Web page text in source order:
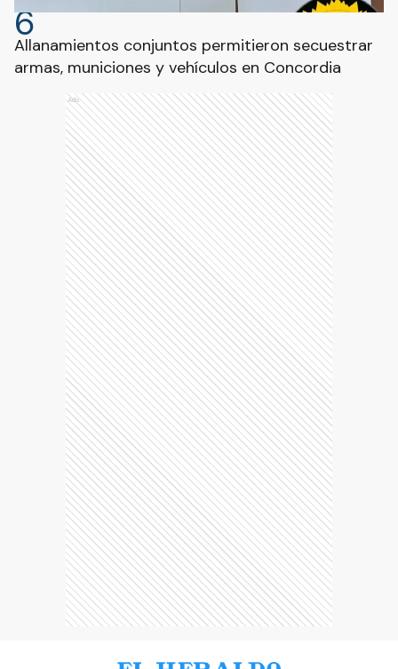
6
Allanamientos conjuntos permitieron secuestrar
armas, municiones y vehículos en Concordia
Ads